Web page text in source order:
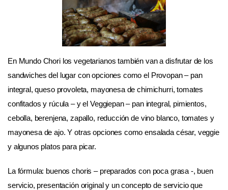
En Mundo Chori los vegetarianos también van a disfrutar de los
sandwiches del lugar con opciones como el Provopan – pan
integral, queso provoleta, mayonesa de chimichurri, tomates
confitados y rúcula – y el Veggiepan – pan integral, pimientos,
cebolla, berenjena, zapallo, reducción de vino blanco, tomates y
mayonesa de ajo. Y otras opciones como ensalada césar, veggie
y algunos platos para picar.
La fórmula: buenos choris – preparados con poca grasa -, buen
servicio, presentación original y un concepto de servicio que